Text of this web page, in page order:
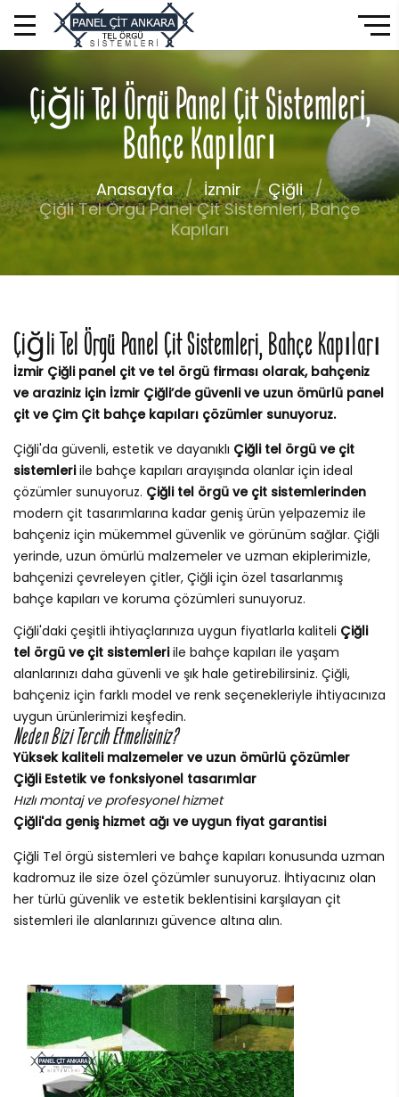
Çiğli Tel Örgü Panel Çit Sistemleri,
Bahçe Kapıları
Anasayfa İzmir
Çiğli
Çiğli Tel Örgü Panel Çit Sistemleri, Bahçe
Kapıları
Çiğli Tel Örgü Panel Çit Sistemleri, Bahçe Kapıları
İzmir Çiğli panel çit ve tel örgü firması olarak, bahçeniz
ve araziniz için İzmir Çiğli’de güvenli ve uzun ömürlü panel
çit ve Çim Çit bahçe kapıları çözümler sunuyoruz.
Çiğli'da güvenli, estetik ve dayanıklı Çiğli tel örgü ve çit
sistemleriile bahçe kapıları arayışında olanlar için ideal
çözümler sunuyoruz. Çiğli tel örgü ve çit sistemlerinden
modern çit tasarımlarına kadar geniş ürün yelpazemiz ile
bahçeniz için mükemmel güvenlik ve görünüm sağlar. Çiğli
yerinde, uzun ömürlü malzemeler ve uzman ekiplerimizle,
bahçenizi çevreleyen çitler, Çiğli için özel tasarlanmış
bahçe kapıları ve koruma çözümleri sunuyoruz.
Çiğli'daki çeşitli ihtiyaçlarınıza uygun fiyatlarla kaliteli Çiğli
tel örgü ve çit sistemleriile bahçe kapıları ile yaşam
alanlarınızı daha güvenli ve şık hale getirebilirsiniz. Çiğli,
bahçeniz için farklı model ve renk seçenekleriyle ihtiyacınıza
uygun ürünlerimizi keşfedin.
Neden Bizi Tercih Etmelisiniz?
Yüksek kaliteli malzemeler ve uzun ömürlü çözümler
Çiğli Estetik ve fonksiyonel tasarımlar
Hızlı montaj ve profesyonel hizmet
Çiğli'da geniş hizmet ağı ve uygun fiyat garantisi
Çiğli Tel örgü sistemleri ve bahçe kapıları konusunda uzman
kadromuz ile size özel çözümler sunuyoruz. İhtiyacınız olan
her türlü güvenlik ve estetik beklentisini karşılayan çit
sistemleri ile alanlarınızı güvence altına alın.